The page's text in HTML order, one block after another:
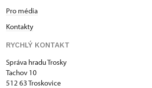
Pro média
Kontakty
RYCHLÝ KONTAKT
Správa hradu Trosky
Tachov 10
512 63 Troskovice